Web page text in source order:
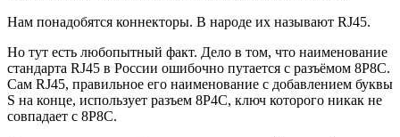
Нам понадобятся коннекторы. В народе их называют RJ45.
Но тут есть любопытный факт. Дело в том, что наименование
стандарта RJ45 в России ошибочно путается с разъёмом 8P8C.
Сам RJ45, правильное его наименование с добавлением буквы
S на конце, использует разъем 8P4C, ключ которого никак не
совпадает с 8P8C.